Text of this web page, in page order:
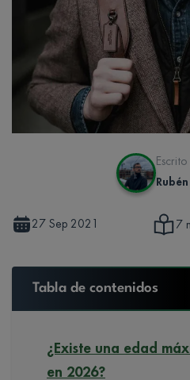
Escrito
27 Sep 2021 7
Tabla de contenidos
¿Existe una edad
en 2026?